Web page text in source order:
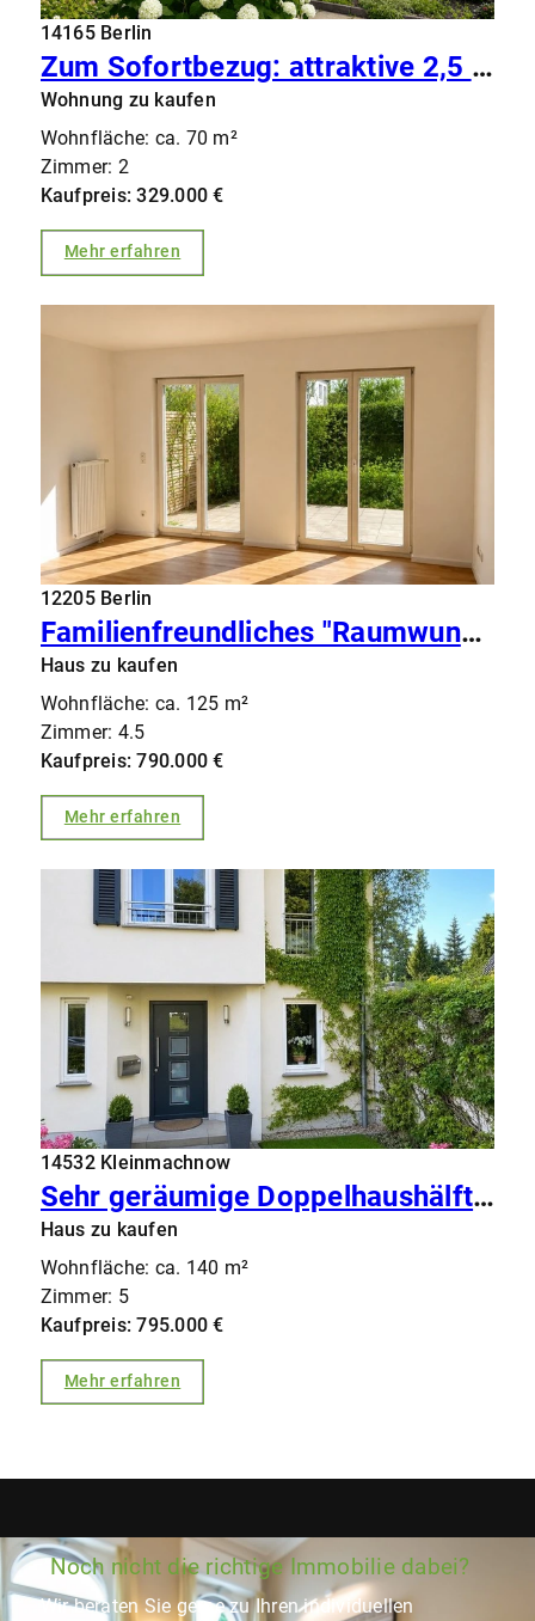
14165 Berlin
Zum Sofortbezug: attraktive 2,5 Zimmer-Eigentumswohnung mit großer Terrasse im grünen Zehlendorf
Wohnung zu kaufen
Wohnfläche: ca. 70 m²
Zimmer: 2
Kaufpreis: 329.000 €
Mehr erfahren
12205 Berlin
Familienfreundliches "Raumwunder" in Lichterfelde-West: REH mit rund 170 qm Wohn-/Nutzfläche!
Haus zu kaufen
Wohnfläche: ca. 125 m²
Zimmer: 4.5
Kaufpreis: 790.000 €
Mehr erfahren
14532 Kleinmachnow
Sehr geräumige Doppelhaushälfte (4 Schlafzimmer) in zentraler Ruhiglage von Kleinmachnow
Haus zu kaufen
Wohnfläche: ca. 140 m²
Zimmer: 5
Kaufpreis: 795.000 €
Mehr erfahren
Noch nicht die richtige Immobilie dabei?
Wir beraten Sie gerne zu Ihren individuellen